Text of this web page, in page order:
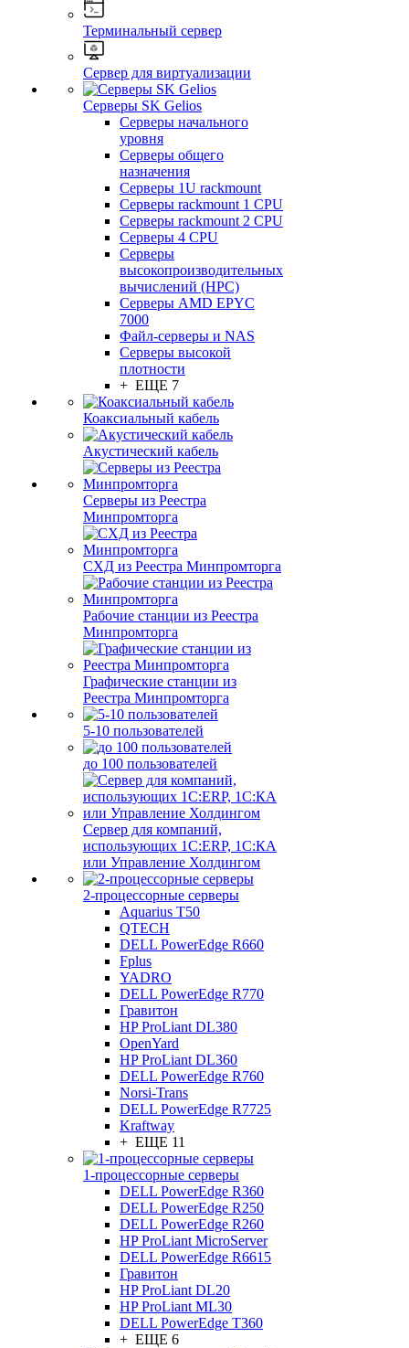
Терминальный сервер
Сервер для виртуализации
Серверы SK Gelios
Серверы начального
уровня
Серверы общего
назначения
Серверы 1U rackmount
Серверы rackmount 1 CPU
Серверы rackmount 2 CPU
Серверы 4 CPU
Серверы
высокопроизводительных
вычислений (HPC)
Серверы AMD EPYC
7000
Файл-серверы и NAS
Серверы высокой
плотности
+ ЕЩЕ 7
Коаксиальный кабель
Акустический кабель
Серверы из Реестра
Минпромторга
СХД из Реестра Минпромторга
Рабочие станции из Реестра
Минпромторга
Графические станции из
Реестра Минпромторга
5-10 пользователей
до 100 пользователей
Сервер для компаний,
использующих 1C:ERP, 1С:КА
или Управление Холдингом
2-процессорные серверы
Aquarius T50
QTECH
DELL PowerEdge R660
Fplus
YADRO
DELL PowerEdge R770
Гравитон
HP ProLiant DL380
OpenYard
HP ProLiant DL360
DELL PowerEdge R760
Norsi-Trans
DELL PowerEdge R7725
Kraftway
+ ЕЩЕ 11
1-процессорные серверы
DELL PowerEdge R360
DELL PowerEdge R250
DELL PowerEdge R260
HP ProLiant MicroServer
DELL PowerEdge R6615
Гравитон
HP ProLiant DL20
HP ProLiant ML30
DELL PowerEdge T360
+ ЕЩЕ 6